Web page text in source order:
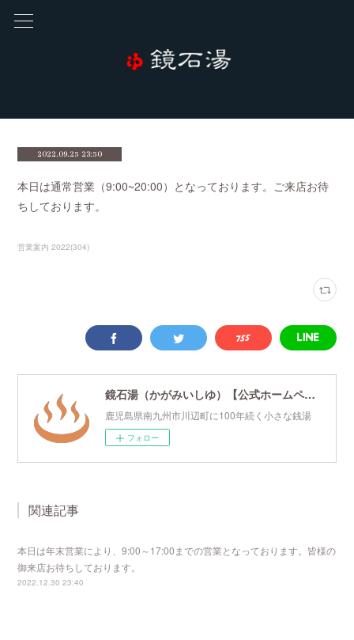
2022.09.25 23:50
本日は通常営業（9:00~20:00）となっております。ご来店お待
ちしております。
営業案内 2022(304)
鏡石湯（かがみいしゆ）【公式ホームページ】
鹿児島県南九州市川辺町に100年続く小さな銭湯
フォロー
関連記事
本日は年末営業により、9:00～17:00までの営業となっております。皆様の
御来店お待ちしております。
2022.12.30 23:40